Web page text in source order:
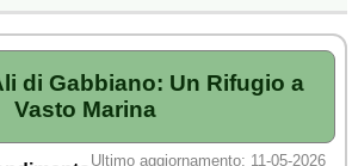
di Gabbiano: Un Rifugio a
Vasto Marina
Ultimo aggiornamento: 11-05-2026